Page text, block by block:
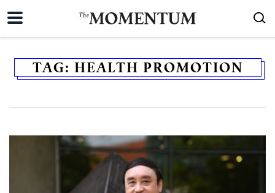
TAG: HEALTH PROMOTION